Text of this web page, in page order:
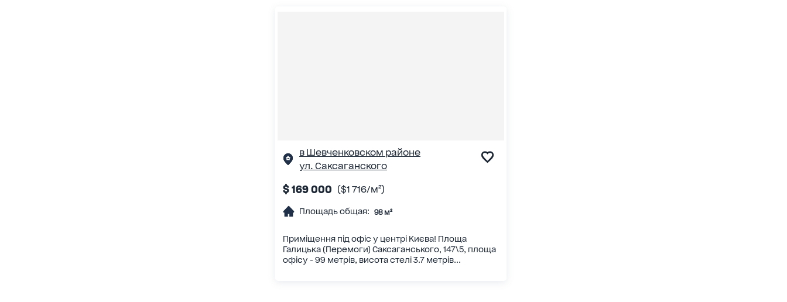
в Шевченковском районе
ул. Саксаганского
$ 169 000 ($1 716/м²)
Площадь общая: 98 м²
Приміщення під офіс у центрі Києва! Площа
Галицька (Перемоги) Саксаганського, 147\5, площа
офісу - 99 метрів, висота стелі 3.7 метрів...